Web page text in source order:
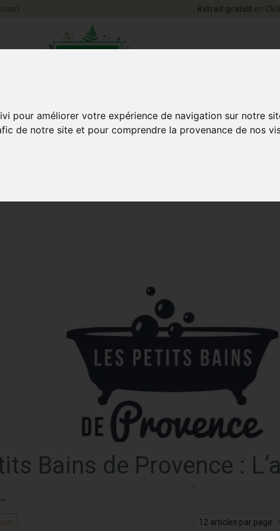
pour améliorer votre expérience de navigation sur notre
de notre site et pour comprendre la provenance de nos
Retrait gratuit en
Bains de Provence :
au service de votre
Provence
est une marque française spécialisée dans les